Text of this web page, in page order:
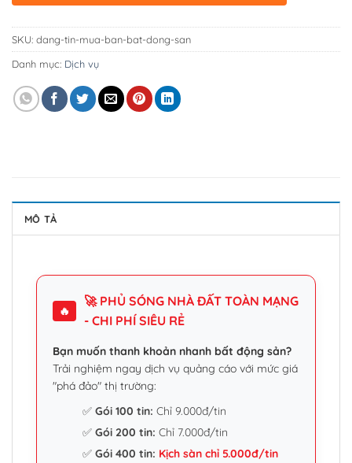
SKU: dang-tin-mua-ban-bat-dong-san
Danh mục: Dịch vụ
MÔ TẢ
🔥
🚀 PHỦ SÓNG NHÀ ĐẤT TOÀN MẠNG
- CHI PHÍ SIÊU RẺ
Bạn muốn thanh khoản nhanh bất động sản?
Trải nghiệm ngay dịch vụ quảng cáo với mức giá
"phá đảo" thị trường:
✅Gói 100 tin: Chỉ 9.000đ/tin
✅Gói 200 tin: Chỉ 7.000đ/tin
✅Gói 400 tin: Kịch sàn chỉ 5.000đ/tin